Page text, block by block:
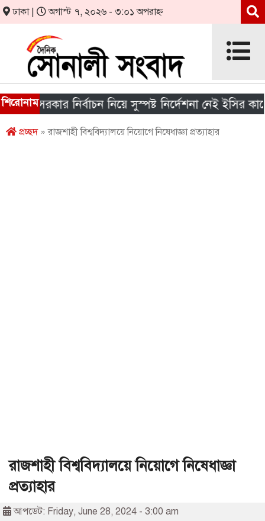
ঢাকা | অগাস্ট ৭, ২০২৬ - ৩:০১ অপরাহ্ন
শিরোনাম
সরকার নির্বাচন নিয়ে সুস্পষ্ট নির্দেশনা নেই ইসির কাছে
প্রচ্ছদ» রাজশাহী বিশ্ববিদ্যালয়ে নিয়োগে নিষেধাজ্ঞা প্রত্যাহার
রাজশাহী বিশ্ববিদ্যালয়ে নিয়োগে নিষেধাজ্ঞা
প্রত্যাহার
আপডেট: Friday, June 28, 2024 - 3:00 am